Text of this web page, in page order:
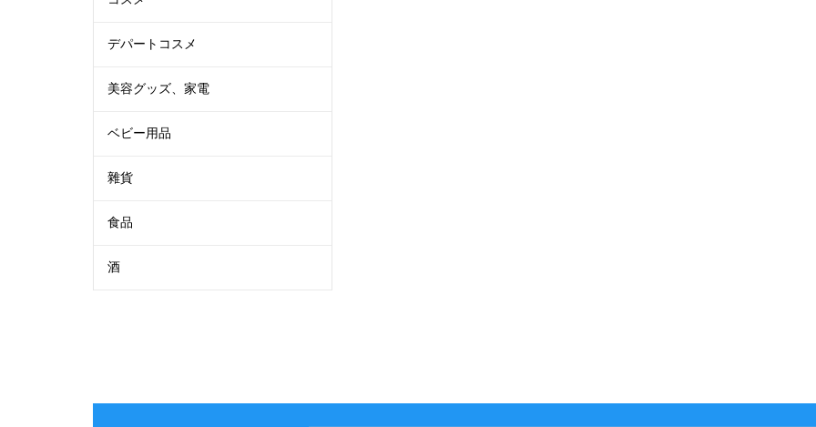
デパートコスメ
美容グッズ、家電
ベビー用品
雜貨
食品
酒